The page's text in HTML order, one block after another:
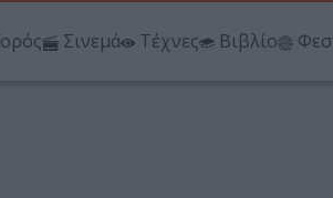
Σινεμά Τέχνες Βιβλίο